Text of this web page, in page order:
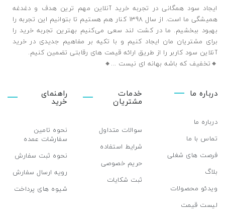
ایجاد سود همگانی در تجربه خرید آنلاین مهم ترین هدف و دغدغه
همیشگی ما است. از سال 1398 کنار هم هستیم تا بتوانیم این تجربه را
بهبود ببخشیم. ما در کشت لند سعی می‌کنیم بهترین تجربه خرید را
برای مشتریان مان ایجاد کنیم و با تکیه بر مفاهیم جدیدی در خرید
آنلاین سود کاربر را از طریق ارائه قیمت های رقابتی تضمین ‌کنیم.
🔸تخفیف که باشه بهانه ای نیست ...🔸️
درباره ما
درباره ما
تماس با ما
فرصت های شغلی
بلاگ
ویدئو محصولات
لیست قیمت
خدمات
مشتریان
سوالات متداول
شرایط استفاده
حریم خصوصی
ثبت شکایات
راهنمای
خرید
نحوه تامین
سفارشات عمده
نحوه ثبت سفارش
رویه ارسال سفارش
شیوه های پرداخت